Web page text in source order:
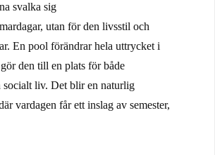
svalka sig
utan för den livsstil och
En pool förändrar hela uttrycket i
den till en plats för både
liv. Det blir en naturlig
vardagen får ett inslag av semester,